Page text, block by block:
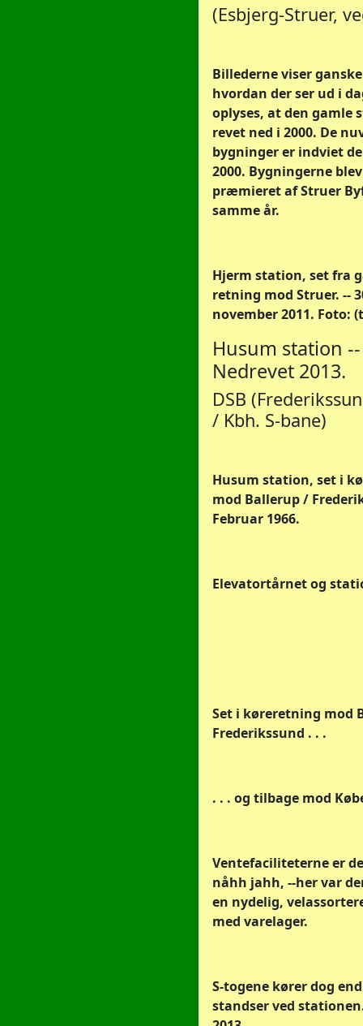
(Esbjerg-Struer,
Billederne viser
hvordan der ser ud i
oplyses, at den gamle
revet ned i 2000. De
bygninger er indviet
2000. Bygningerne
præmieret af Struer
samme år.
Hjerm station, set fra
retning mod Struer. --
november 2011. Foto:
Husum station --
Nedrevet 2013.
DSB
/ Kbh. S-bane)
Husum station, set i
mod Ballerup /
Februar 1966.
Elevatortårnet og
Set i køreretning mod
Frederikssund . . .
. . . og tilbage mod
Ventefaciliteterne er
nåhh jahh, --her var
en nydelig,
med varelager.
S-togene kører dog
standser ved